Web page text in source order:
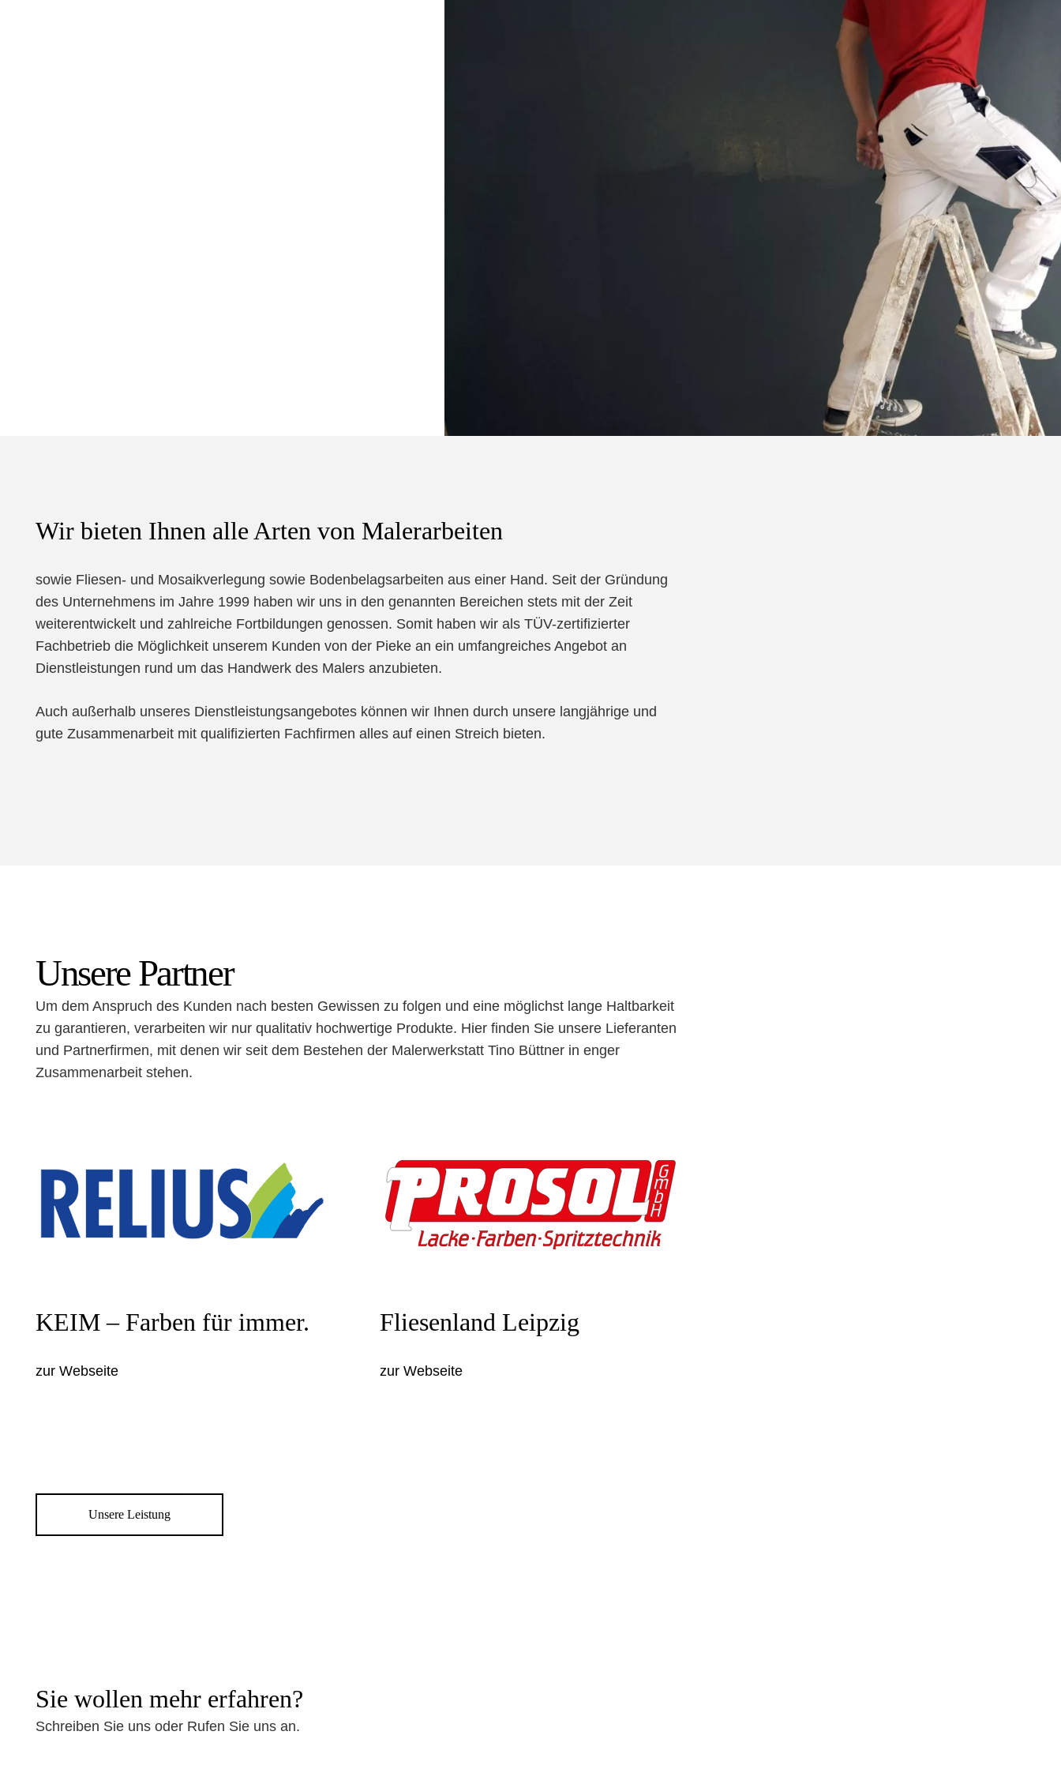
Wir bieten Ihnen alle Arten von Malerarbeiten
sowie Fliesen- und Mosaikverlegung sowie Bodenbelagsarbeiten aus einer Hand. Seit der Gründung
des Unternehmens im Jahre 1999 haben wir uns in den genannten Bereichen stets mit der Zeit
weiterentwickelt und zahlreiche Fortbildungen genossen. Somit haben wir als TÜV-zertifizierter
Fachbetrieb die Möglichkeit unserem Kunden von der Pieke an ein umfangreiches Angebot an
Dienstleistungen rund um das Handwerk des Malers anzubieten.
Auch außerhalb unseres Dienstleistungsangebotes können wir Ihnen durch unsere langjährige und
gute Zusammenarbeit mit qualifizierten Fachfirmen alles auf einen Streich bieten.
Unsere Partner
Um dem Anspruch des Kunden nach besten Gewissen zu folgen und eine möglichst lange Haltbarkeit
zu garantieren, verarbeiten wir nur qualitativ hochwertige Produkte. Hier finden Sie unsere Lieferanten
und Partnerfirmen, mit denen wir seit dem Bestehen der Malerwerkstatt Tino Büttner in enger
Zusammenarbeit stehen.
KEIM – Farben für immer.
zur Webseite
Fliesenland Leipzig
zur Webseite
Unsere Leistung
Sie wollen mehr erfahren?
Schreiben Sie uns oder Rufen Sie uns an.
© 2020, Malerwerkstatt Tino
Büttner